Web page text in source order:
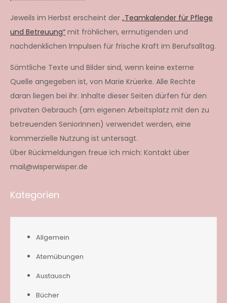
Jeweils im Herbst erscheint der „Teamkalender für Pflege
und Betreuung“ mit fröhlichen, ermutigenden und
nachdenklichen Impulsen für frische Kraft im Berufsalltag.
Sämtliche Texte und Bilder sind, wenn keine externe
Quelle angegeben ist, von Marie Krüerke. Alle Rechte
daran liegen bei ihr. Inhalte dieser Seiten dürfen für den
privaten Gebrauch (am eigenen Arbeitsplatz mit den zu
betreuenden SeniorInnen) verwendet werden, eine
kommerzielle Nutzung ist untersagt.
Über Rückmeldungen freue ich mich: Kontakt über
mail@wisperwisper.de
Kategorien
Allgemein
Atemübungen
Austausch
Bücher